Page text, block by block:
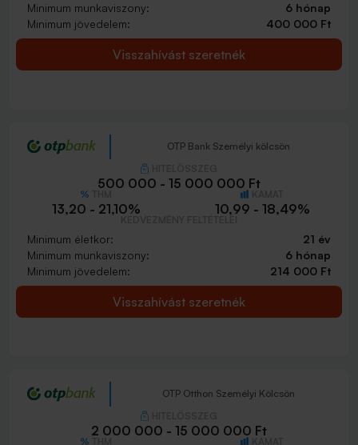
Minimum munkaviszony:
6 hónap
Minimum jövedelem:
400 000 Ft
Visszahívást szeretnék
OTP Bank Személyi kölcsön
500 000 - 15 000 000 Ft
13,20 - 21,10% 10,99 - 18,49%
Minimum életkor:
21 év
Minimum munkaviszony:
6 hónap
Minimum jövedelem:
214 000 Ft
Visszahívást szeretnék
OTP Otthon Személyi Kölcsön
2 000 000 - 15 000 000 Ft